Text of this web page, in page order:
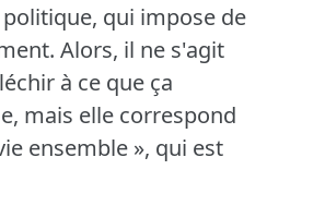
qui impose de
Alors, il ne s'agit
à ce que ça
mais elle correspond
ensemble », qui est